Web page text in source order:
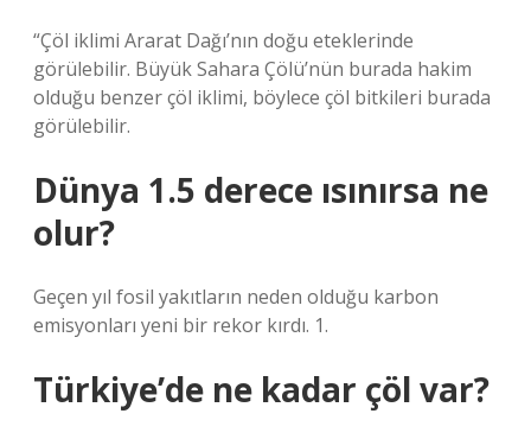
“Çöl iklimi Ararat Dağı’nın doğu eteklerinde
görülebilir. Büyük Sahara Çölü’nün burada hakim
olduğu benzer çöl iklimi, böylece çöl bitkileri burada
görülebilir.
Dünya 1.5 derece ısınırsa ne
olur?
Geçen yıl fosil yakıtların neden olduğu karbon
emisyonları yeni bir rekor kırdı. 1.
Türkiye’de ne kadar çöl var?